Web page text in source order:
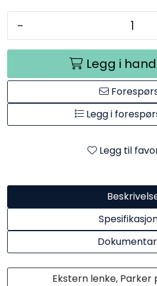
-
Legg i
Legg i
Legg til
Ekstern lenke,